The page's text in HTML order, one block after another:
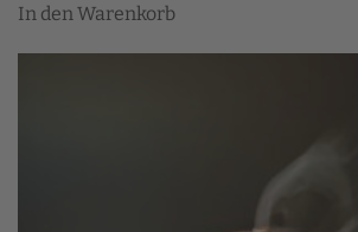
In den Warenkorb